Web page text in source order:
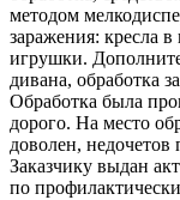
методом
заражения: кресла
игрушки.
дивана, обработка
Обработка была
дорого. На место
доволен,
Заказчику выдан
по